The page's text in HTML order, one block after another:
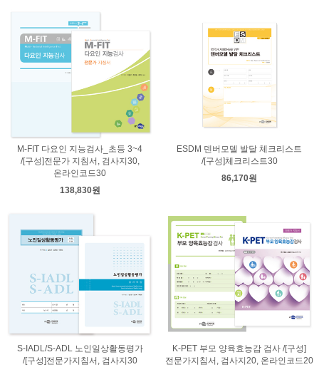
M-FIT 다요인 지능검사_초등 3~4
/[구성]전문가 지침서, 검사지30,
온라인코드30
138,830원
ESDM 덴버모델 발달 체크리스트
/[구성]체크리스트30
86,170원
S-IADL/S-ADL 노인일상활동평가
/[구성]전문가지침서, 검사지30
K-PET 부모 양육효능감 검사 /[구성]
전문가지침서, 검사지20, 온라인코드20